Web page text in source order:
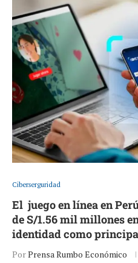
Ciberserguridad
El juego en línea en
de S/1.56 mil millones
identidad como
PorPrensa Rumbo Económico